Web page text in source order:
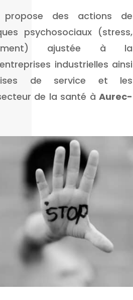
propose des actions de
psychosociaux (stress,
ajustée à la
industrielles ainsi
de service et les
de la santé à Aurec-